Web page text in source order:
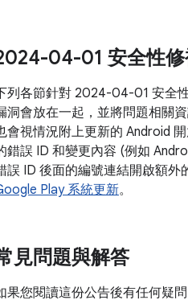
04-01 安全性
列各節針對 2024-04-01 安全
洞會放在一起，並將問題相關
會視情況附上更新的 Android
錯誤 ID 和變更內容 (例如
誤 ID 後面的編號連結開啟額外
Play 系統更新。
見問題與解答
果您閱讀這份公告後有任何疑